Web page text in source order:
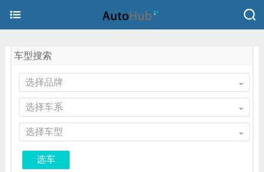
车型搜索
选择品牌
选择车系
选择车型
选车